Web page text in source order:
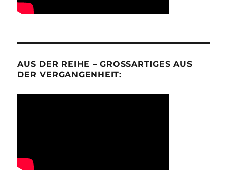
AUS DER REIHE – GROSSARTIGES AUS D
ER VERGANGENHEIT: